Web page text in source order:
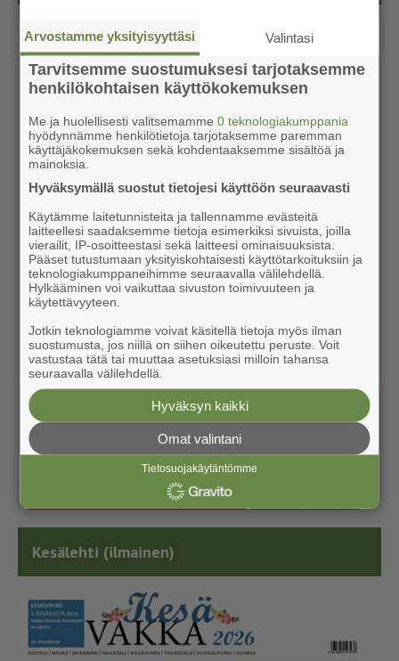
Kesälehti (ilmainen)
Arvostamme yksityisyyttäsi Valintasi
Tarvitsemme suostumuksesi tarjotaksemme
henkilökohtaisen käyttökokemuksen
Me ja huolellisesti valitsemamme0 teknologiakumppania
hyödynnämme henkilötietoja tarjotaksemme paremman
käyttäjäkokemuksen sekä kohdentaaksemme sisältöä ja
mainoksia.
Hyväksymällä suostut tietojesi käyttöön seuraavasti
Käytämme laitetunnisteita ja tallennamme evästeitä
laitteellesi saadaksemme tietoja esimerkiksi sivuista, joilla
vierailit, IP-osoitteestasi sekä laitteesi ominaisuuksista.
Pääset tutustumaan yksityiskohtaisesti käyttötarkoituksiin ja
teknologiakumppaneihimme seuraavalla välilehdellä.
Hylkääminen voi vaikuttaa sivuston toimivuuteen ja
käytettävyyteen.
Jotkin teknologiamme voivat käsitellä tietoja myös ilman
suostumusta, jos niillä on siihen oikeutettu peruste. Voit
vastustaa tätä tai muuttaa asetuksiasi milloin tahansa
seuraavalla välilehdellä.
Hyväksyn kaikki
Omat valintani
Tietosuojakäytäntömme